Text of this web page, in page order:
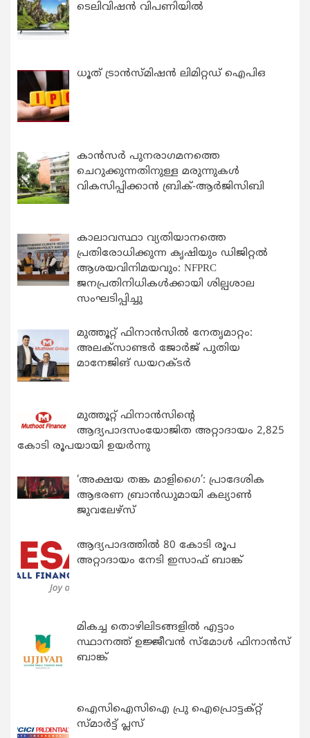
ടെലിവിഷൻ വിപണിയിൽ
ധൂത് ട്രാൻസ്മിഷൻ ലിമിറ്റഡ് ഐപിഒ
കാന്‍സര്‍ പുനരാഗമനത്തെ
ചെറുക്കുന്നതിനുള്ള മരുന്നുകള്‍
വികസിപ്പിക്കാന്‍ ബ്രിക്-ആര്‍ജിസിബി
കാലാവസ്ഥാ വ്യതിയാനത്തെ
പ്രതിരോധിക്കുന്ന കൃഷിയും ഡിജിറ്റൽ
ആശയവിനിമയവും: NFPRC
ജനപ്രതിനിധികൾക്കായി ശില്പശാല
സംഘടിപ്പിച്ചു
മുത്തൂറ്റ് ഫിനാൻസിൽ നേതൃമാറ്റം:
അലക്സാണ്ടർ ജോർജ് പുതിയ
മാനേജിങ് ഡയറക്ടർ
മുത്തൂറ്റ് ഫിനാൻസിന്റെ
ആദ്യപാദസംയോജിത അറ്റാദായം 2,825
കോടി രൂപയായി ഉയർന്നു
‘അക്ഷയ തങ്ക മാളിഗൈ’: പ്രാദേശിക
ആഭരണ ബ്രാന്‍ഡുമായി കല്യാണ്‍
ജുവലേഴ്‌സ്
ആദ്യപാദത്തിൽ 80 കോടി രൂപ
അറ്റാദായം നേടി ഇസാഫ് ബാങ്ക്
മികച്ച തൊഴിലിടങ്ങളിൽ എട്ടാം
സ്ഥാനത്ത് ഉജ്ജീവൻ സ്മോൾ ഫിനാൻസ്
ബാങ്ക്
ഐസിഐസിഐ പ്രു ഐപ്രൊട്ടക്റ്റ്
സ്മാർട്ട് പ്ലസ്